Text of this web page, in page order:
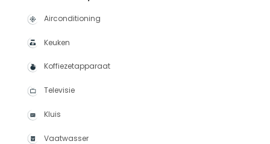
Airconditioning
Keuken
Koffiezetapparaat
Televisie
Kluis
Vaatwasser